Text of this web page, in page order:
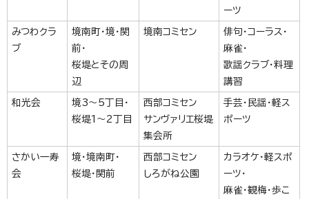
ーツ
みつわクラ
ブ
境南町・境・関
前・
桜堤とその周
辺
境南コミセン
俳句・コーラス・
麻雀・
歌謡クラブ・料理
講習
和光会
境3～5丁目・
桜堤1～2丁目
西部コミセン
サンヴァリエ桜堤
集会所
手芸・民謡・軽ス
ポーツ
さかい一寿
会
境・境南町・
桜堤・関前
西部コミセン
しろがね公園
カラオケ・軽スポ
ーツ・
麻雀・観梅・歩こ